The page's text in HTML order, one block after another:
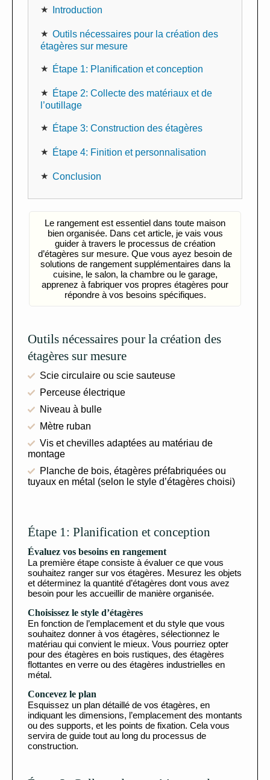
Introduction
Outils nécessaires pour la création des
étagères sur mesure
Étape 1: Planification et conception
Étape 2: Collecte des matériaux et de
l’outillage
Étape 3: Construction des étagères
Étape 4: Finition et personnalisation
Conclusion
Le rangement est essentiel dans toute maison
bien organisée. Dans cet article, je vais vous
guider à travers le processus de création
d’étagères sur mesure. Que vous ayez besoin de
solutions de rangement supplémentaires dans la
cuisine, le salon, la chambre ou le garage,
apprenez à fabriquer vos propres étagères pour
répondre à vos besoins spécifiques.
Outils nécessaires pour la création des
étagères sur mesure
Scie circulaire ou scie sauteuse
Perceuse électrique
Niveau à bulle
Mètre ruban
Vis et chevilles adaptées au matériau de
montage
Planche de bois, étagères préfabriquées ou
tuyaux en métal (selon le style d’étagères choisi)
Étape 1: Planification et conception
Évaluez vos besoins en rangement
La première étape consiste à évaluer ce que vous
souhaitez ranger sur vos étagères. Mesurez les objets
et déterminez la quantité d’étagères dont vous avez
besoin pour les accueillir de manière organisée.
Choisissez le style d’étagères
En fonction de l’emplacement et du style que vous
souhaitez donner à vos étagères, sélectionnez le
matériau qui convient le mieux. Vous pourriez opter
pour des étagères en bois rustiques, des étagères
flottantes en verre ou des étagères industrielles en
métal.
Concevez le plan
Esquissez un plan détaillé de vos étagères, en
indiquant les dimensions, l’emplacement des montants
ou des supports, et les points de fixation. Cela vous
servira de guide tout au long du processus de
construction.